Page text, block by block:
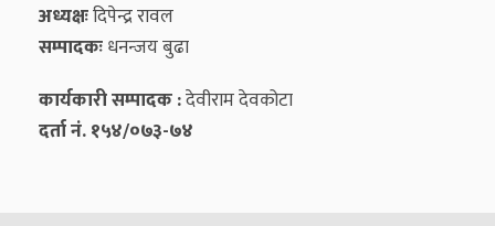
अध्यक्षःदिपेन्द्र रावल
सम्पादकःधनन्‍जय बुढा
कार्यकारी सम्पादक :देवीराम देवकोटा
दर्ता नं. १५४/०७३-७४